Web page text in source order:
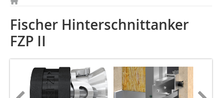
Fischer Hinterschnittanker
FZP II